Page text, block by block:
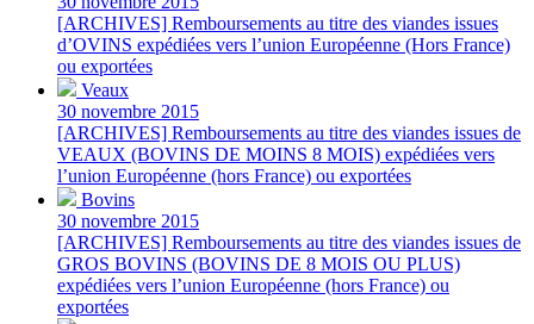
[ARCHIVES] Remboursements au titre des viandes issues
d’OVINS expédiées vers l’union Européenne (Hors France)
ou exportées
Veaux
30 novembre 2015
[ARCHIVES] Remboursements au titre des viandes issues de
VEAUX (BOVINS DE MOINS 8 MOIS) expédiées vers
l’union Européenne (hors France) ou exportées
Bovins
30 novembre 2015
[ARCHIVES] Remboursements au titre des viandes issues de
GROS BOVINS (BOVINS DE 8 MOIS OU PLUS)
expédiées vers l’union Européenne (hors France) ou
exportées